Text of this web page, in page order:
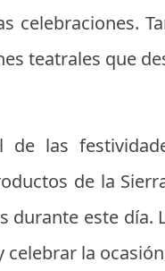
celebraciones.
teatrales que
de las
de la
durante este
la